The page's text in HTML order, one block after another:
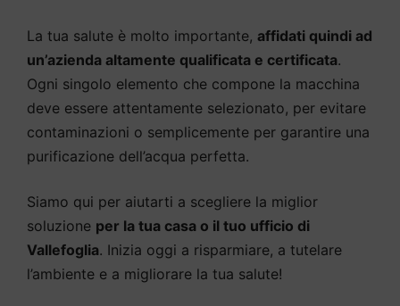
La tua salute è molto importante, affidati quindi ad
un’azienda altamente qualificata e certificata.
Ogni singolo elemento che compone la macchina
deve essere attentamente selezionato, per evitare
contaminazioni o semplicemente per garantire una
purificazione dell’acqua perfetta.
Siamo qui per aiutarti a scegliere la miglior
soluzione per la tua casa o il tuo ufficio di
Vallefoglia. Inizia oggi a risparmiare, a tutelare
l’ambiente e a migliorare la tua salute!